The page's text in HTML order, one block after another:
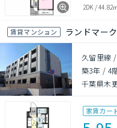
2DK /44.82
賃貸マンション ランドマーク
久留里線
築3年 / 4
千葉県木
家賃カー